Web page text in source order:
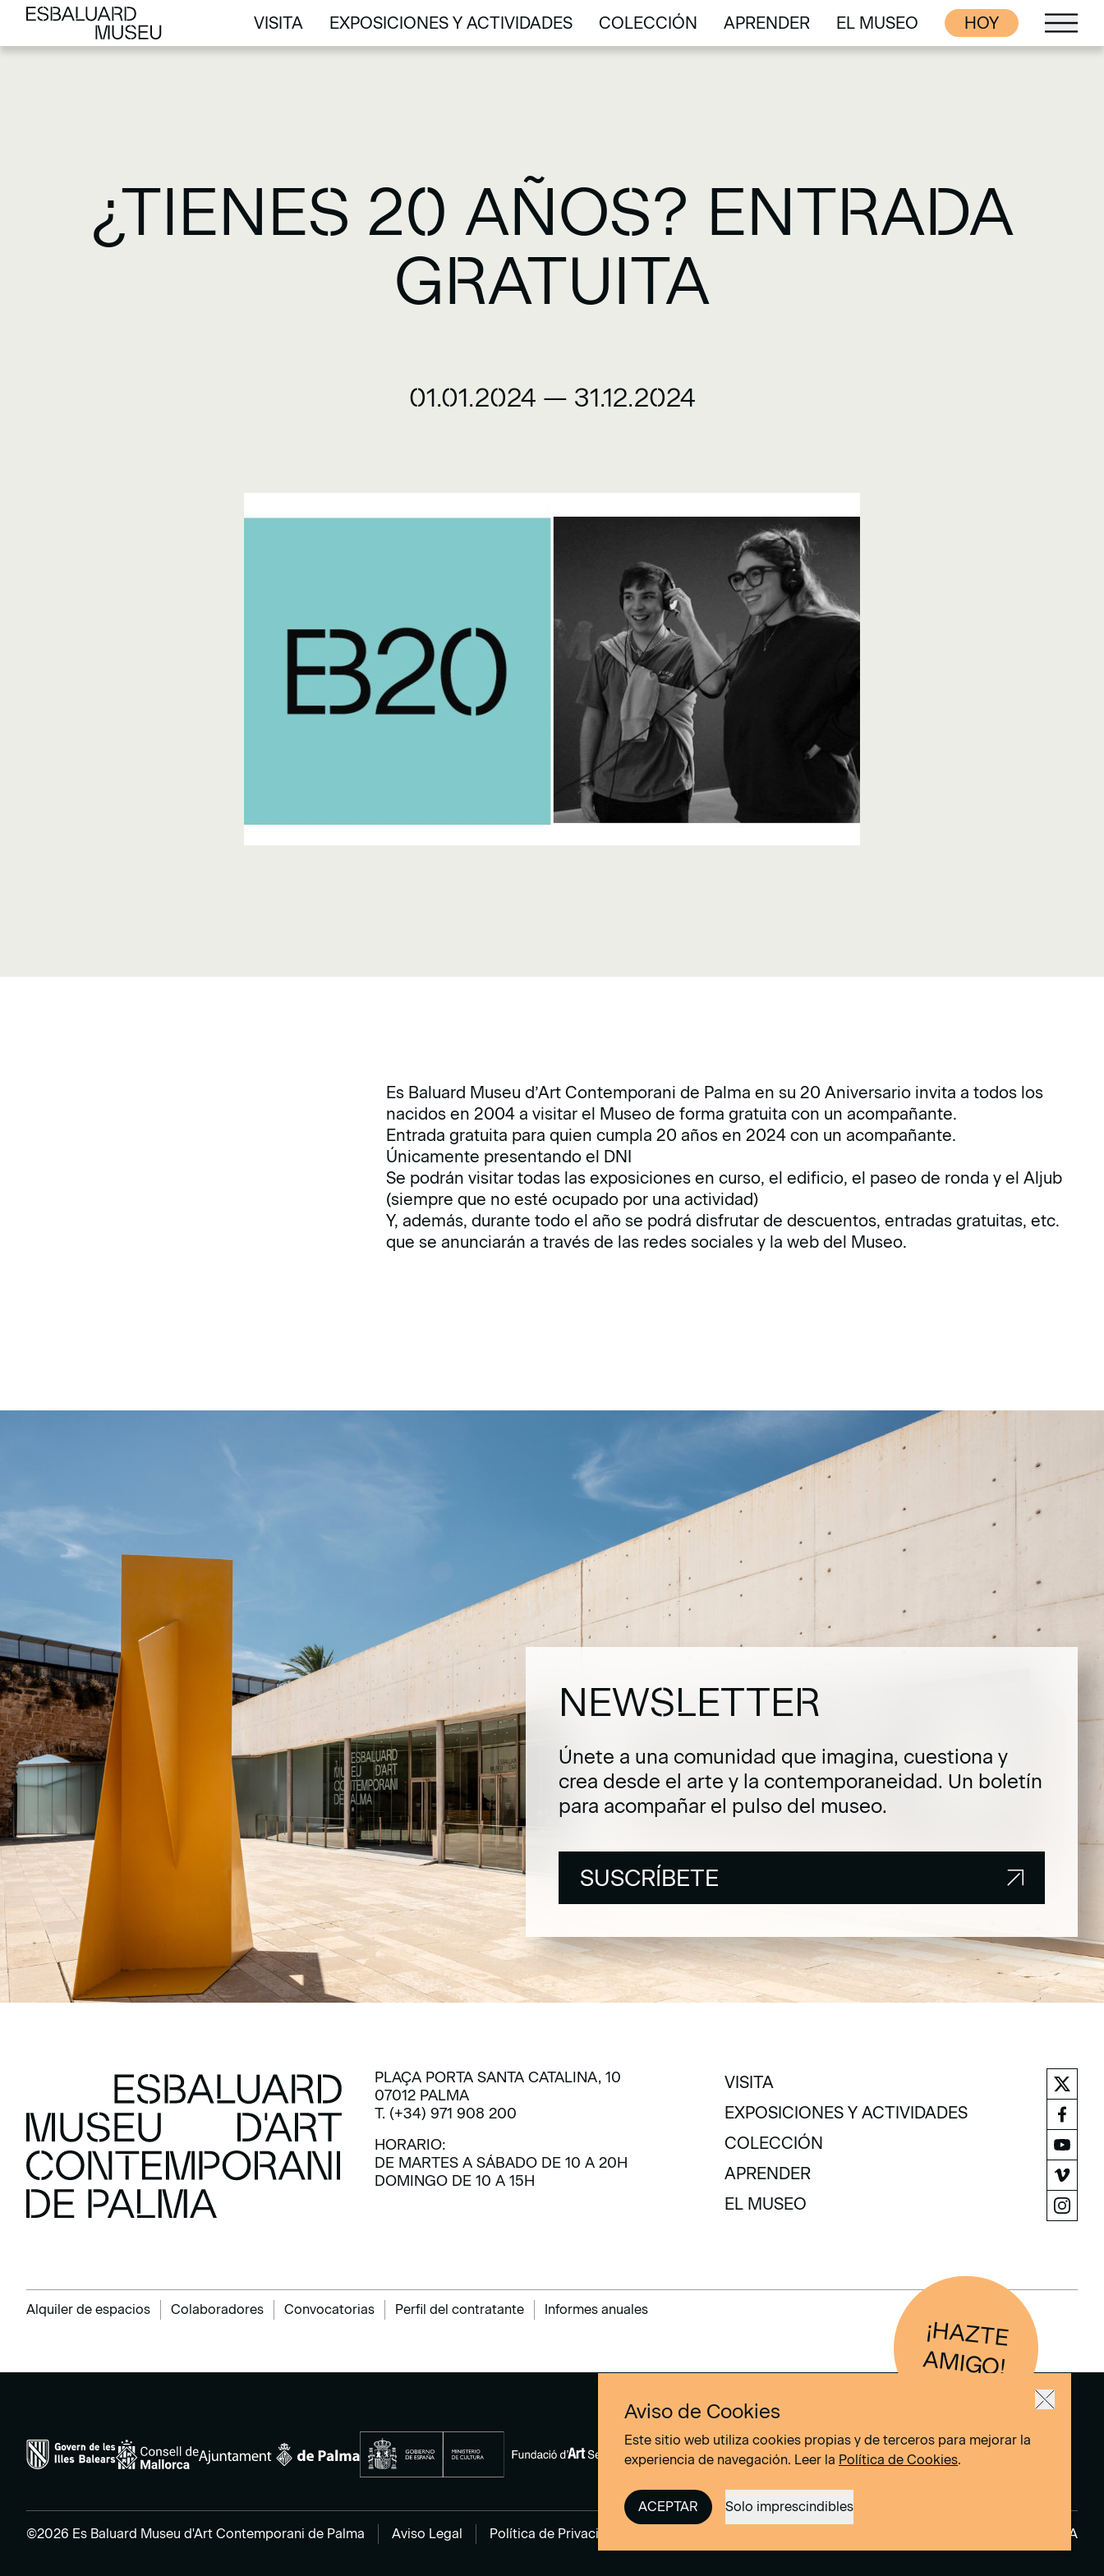
VISITA
VISITA
EXPOSICIONES Y ACTIVIDADES
EXPOSICIONES Y ACTIVIDADES
COLECCIÓN
COLECCIÓN
APRENDER
APRENDER
EL MUSEO
EL MUSEO
HOY
¿TIENES 20 AÑOS? ENTRADA
GRATUITA
01.01.2024 — 31.12.2024
Es Baluard Museu d’Art Contemporani de Palma en su 20 Aniversario invita a todos los
nacidos en 2004 a visitar el Museo de forma gratuita con un acompañante.
Entrada gratuita para quien cumpla 20 años en 2024 con un acompañante.
Únicamente presentando el DNI
Se podrán visitar todas las exposiciones en curso, el edificio, el paseo de ronda y el Aljub
(siempre que no esté ocupado por una actividad)
Y, además, durante todo el año se podrá disfrutar de descuentos, entradas gratuitas, etc.
que se anunciarán a través de las redes sociales y la web del Museo.
NEWSLETTER
Únete a una comunidad que imagina, cuestiona y
crea desde el arte y la contemporaneidad. Un boletín
para acompañar el pulso del museo.
SUSCRÍBETE
PLAÇA PORTA SANTA CATALINA, 10
07012 PALMA
T. (+34) 971 908 200
HORARIO:
DE MARTES A SÁBADO DE 10 A 20H
DOMINGO DE 10 A 15H
VISITA
VISITA
EXPOSICIONES Y ACTIVIDADES
EXPOSICIONES Y ACTIVIDADES
COLECCIÓN
COLECCIÓN
APRENDER
APRENDER
EL MUSEO
Alquiler de espacios Colaboradores Convocatorias Perfil del contratante Informes anuales
¡H
AZTE
AM
IG
O
!
©2026 Es Baluard Museu d'Art Contemporani de Palma Aviso Legal Política de Privacidad DOMO–A
Aviso de Cookies
Este sitio web utiliza cookies propias y de terceros para mejorar la
experiencia de navegación. Leer la Política de Cookies.
ACEPTAR Solo imprescindibles